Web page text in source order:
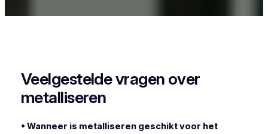
Veelgestelde vragen over
metalliseren
• Wanneer is metalliseren geschikt voor het